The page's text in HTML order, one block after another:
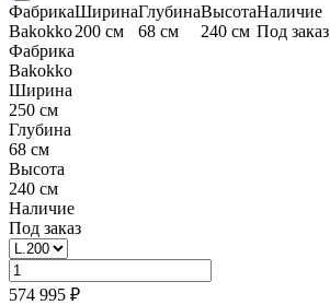
Фабрика
Bakokko
Ширина
200 см
Глубина
68 см
Высота
240 см
Наличие
Под заказ
Фабрика
Bakokko
Ширина
250 см
Глубина
68 см
Высота
240 см
Наличие
Под заказ
574 995 ₽